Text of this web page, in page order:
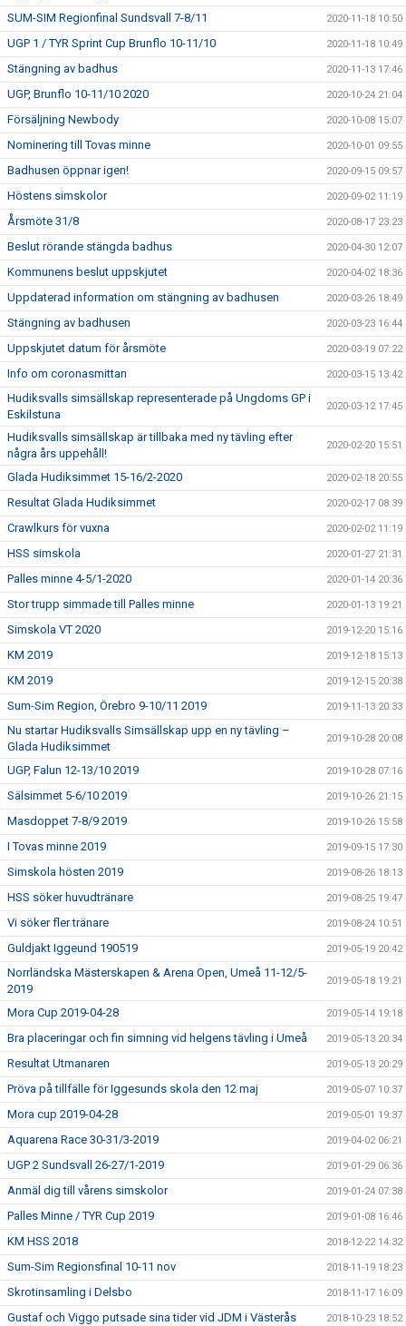
SUM-SIM Regionfinal Sundsvall 7-8/11 2020-11-18 10:50
UGP 1 / TYR Sprint Cup Brunflo 10-11/10 2020-11-18 10:49
Stängning av badhus 2020-11-13 17:46
UGP, Brunflo 10-11/10 2020 2020-10-24 21:04
Försäljning Newbody 2020-10-08 15:07
Nominering till Tovas minne 2020-10-01 09:55
Badhusen öppnar igen! 2020-09-15 09:57
Höstens simskolor 2020-09-02 11:19
Årsmöte 31/8 2020-08-17 23:23
Beslut rörande stängda badhus 2020-04-30 12:07
Kommunens beslut uppskjutet 2020-04-02 18:36
Uppdaterad information om stängning av badhusen 2020-03-26 18:49
Stängning av badhusen 2020-03-23 16:44
Uppskjutet datum för årsmöte 2020-03-19 07:22
Info om coronasmittan 2020-03-15 13:42
Hudiksvalls simsällskap representerade på Ungdoms GP i
Eskilstuna
2020-03-12 17:45
Hudiksvalls simsällskap är tillbaka med ny tävling efter
några års uppehåll!
2020-02-20 15:51
Glada Hudiksimmet 15-16/2-2020 2020-02-18 20:55
Resultat Glada Hudiksimmet 2020-02-17 08:39
Crawlkurs för vuxna 2020-02-02 11:19
HSS simskola 2020-01-27 21:31
Palles minne 4-5/1-2020 2020-01-14 20:36
Stor trupp simmade till Palles minne 2020-01-13 19:21
Simskola VT 2020 2019-12-20 15:16
KM 2019 2019-12-18 15:13
KM 2019 2019-12-15 20:38
Sum-Sim Region, Örebro 9-10/11 2019 2019-11-13 20:33
Nu startar Hudiksvalls Simsällskap upp en ny tävling –
Glada Hudiksimmet
2019-10-28 20:08
UGP, Falun 12-13/10 2019 2019-10-28 07:16
Sälsimmet 5-6/10 2019 2019-10-26 21:15
Masdoppet 7-8/9 2019 2019-10-26 15:58
I Tovas minne 2019 2019-09-15 17:30
Simskola hösten 2019 2019-08-26 18:13
HSS söker huvudtränare 2019-08-25 19:47
Vi söker fler tränare 2019-08-24 10:51
Guldjakt Iggeund 190519 2019-05-19 20:42
Norrländska Mästerskapen & Arena Open, Umeå 11-12/5-
2019
2019-05-18 19:21
Mora Cup 2019-04-28 2019-05-14 19:18
Bra placeringar och fin simning vid helgens tävling i Umeå 2019-05-13 20:34
Resultat Utmanaren 2019-05-13 20:29
Pröva på tillfälle för Iggesunds skola den 12 maj 2019-05-07 10:37
Mora cup 2019-04-28 2019-05-01 19:37
Aquarena Race 30-31/3-2019 2019-04-02 06:21
UGP 2 Sundsvall 26-27/1-2019 2019-01-29 06:36
Anmäl dig till vårens simskolor 2019-01-24 07:38
Palles Minne / TYR Cup 2019 2019-01-08 16:46
KM HSS 2018 2018-12-22 14:32
Sum-Sim Regionsfinal 10-11 nov 2018-11-19 18:23
Skrotinsamling i Delsbo 2018-11-17 16:09
Gustaf och Viggo putsade sina tider vid JDM i Västerås 2018-10-23 18:52